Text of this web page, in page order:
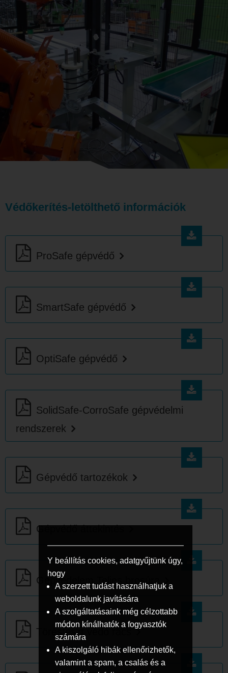
Védőkerítés-letölthető információk
ProSafe gépvédő
SmartSafe gépvédő
OptiSafe gépvédő
SolidSafe-CorroSafe gépvédelmi
rendszerek
Gépvédő tartozékok
Gépvédő áttekintés
Gépvédelem Teljes brosúra
Törésteszt védő rács
Y beállítás cookies, adatgyűjtünk úgy,
hogy
A szerzett tudást használhatjuk a
weboldalunk javítására
A szolgáltatásaink még célzottabb
módon kínálhatók a fogyasztók
számára
A kiszolgáló hibák ellenőrizhetők,
valamint a spam, a csalás és a